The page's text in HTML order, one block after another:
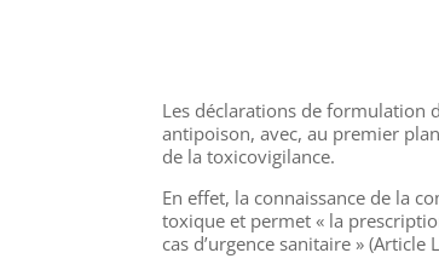
Les déclarations de formulation
antipoison, avec, au premier
de la toxicovigilance.
En effet, la connaissance de la
toxique et permet « la
cas d’urgence sanitaire »